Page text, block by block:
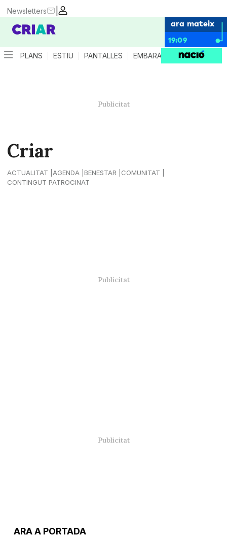
|
Newsletters
ara mateix
19:09
PLANS ESTIU PANTALLES EMBARÀS CRIANÇA
Criar
ACTUALITAT AGENDA BENESTAR
COMUNITAT
CONTINGUT PATROCINAT
ARA A PORTADA